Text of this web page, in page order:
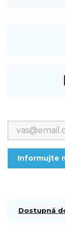
Informujte
Dostupná